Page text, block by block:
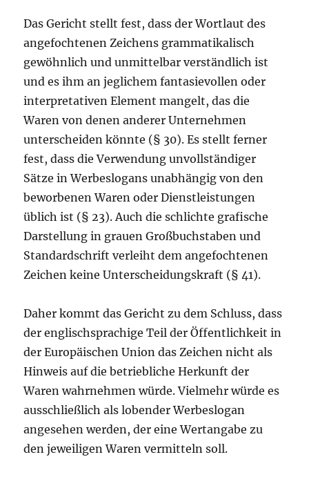
Das Gericht stellt fest, dass der Wortlaut des
angefochtenen Zeichens grammatikalisch
gewöhnlich und unmittelbar verständlich ist
und es ihm an jeglichem fantasievollen oder
interpretativen Element mangelt, das die
Waren von denen anderer Unternehmen
unterscheiden könnte (§ 30). Es stellt ferner
fest, dass die Verwendung unvollständiger
Sätze in Werbeslogans unabhängig von den
beworbenen Waren oder Dienstleistungen
üblich ist (§ 23). Auch die schlichte grafische
Darstellung in grauen Großbuchstaben und
Standardschrift verleiht dem angefochtenen
Zeichen keine Unterscheidungskraft (§ 41).
Daher kommt das Gericht zu dem Schluss, dass
der englischsprachige Teil der Öffentlichkeit in
der Europäischen Union das Zeichen nicht als
Hinweis auf die betriebliche Herkunft der
Waren wahrnehmen würde. Vielmehr würde es
ausschließlich als lobender Werbeslogan
angesehen werden, der eine Wertangabe zu
den jeweiligen Waren vermitteln soll.